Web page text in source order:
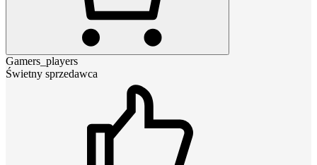
Gamers_players
Świetny sprzedawca